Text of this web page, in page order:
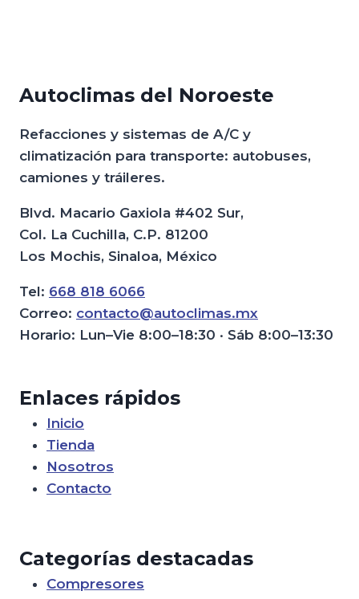
Autoclimas del Noroeste
Refacciones y sistemas de A/C y
climatización para transporte: autobuses,
camiones y tráileres.
Blvd. Macario Gaxiola #402 Sur,
Col. La Cuchilla, C.P. 81200
Los Mochis, Sinaloa, México
Tel: 668 818 6066
Correo: contacto@autoclimas.mx
Horario: Lun–Vie 8:00–18:30 · Sáb 8:00–13:30
Enlaces rápidos
Inicio
Tienda
Nosotros
Contacto
Categorías destacadas
Compresores